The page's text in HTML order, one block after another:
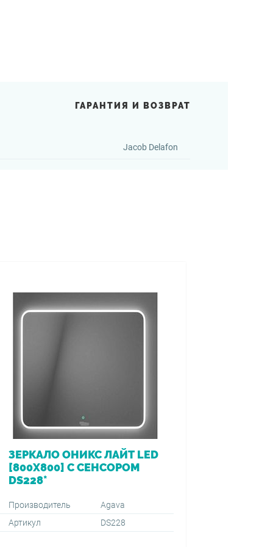
ГАРАНТИЯ И ВОЗВРАТ
Jacob Delafon
ЗЕРКАЛО ОНИКС ЛАЙТ LED
[800Х800] С СЕНСОРОМ
DS228*
Производитель
Agava
Артикул
DS228